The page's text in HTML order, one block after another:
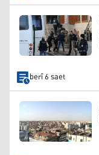
berî 6 saet